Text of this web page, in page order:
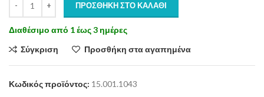
ΠΡΟΣΘΉΚΗ ΣΤΟ ΚΑΛΆΘΙ
Διαθέσιμο από 1 έως 3 ημέρες
Σύγκριση
Προσθήκη στα αγαπημένα
Κωδικός προϊόντος: 15.001.1043